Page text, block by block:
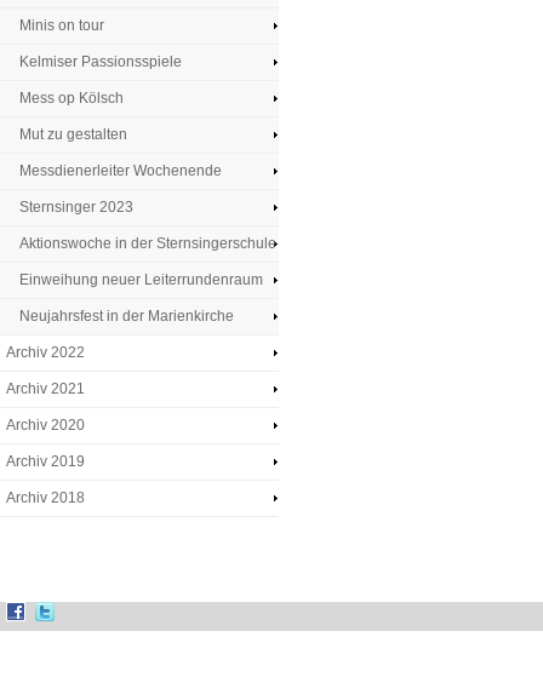
Minis on tour
Kelmiser Passionsspiele
Mess op Kölsch
Mut zu gestalten
Messdienerleiter Wochenende
Sternsinger 2023
Aktionswoche in der Sternsingerschule
Einweihung neuer Leiterrundenraum
Neujahrsfest in der Marienkirche
Archiv 2022
Archiv 2021
Archiv 2020
Archiv 2019
Archiv 2018